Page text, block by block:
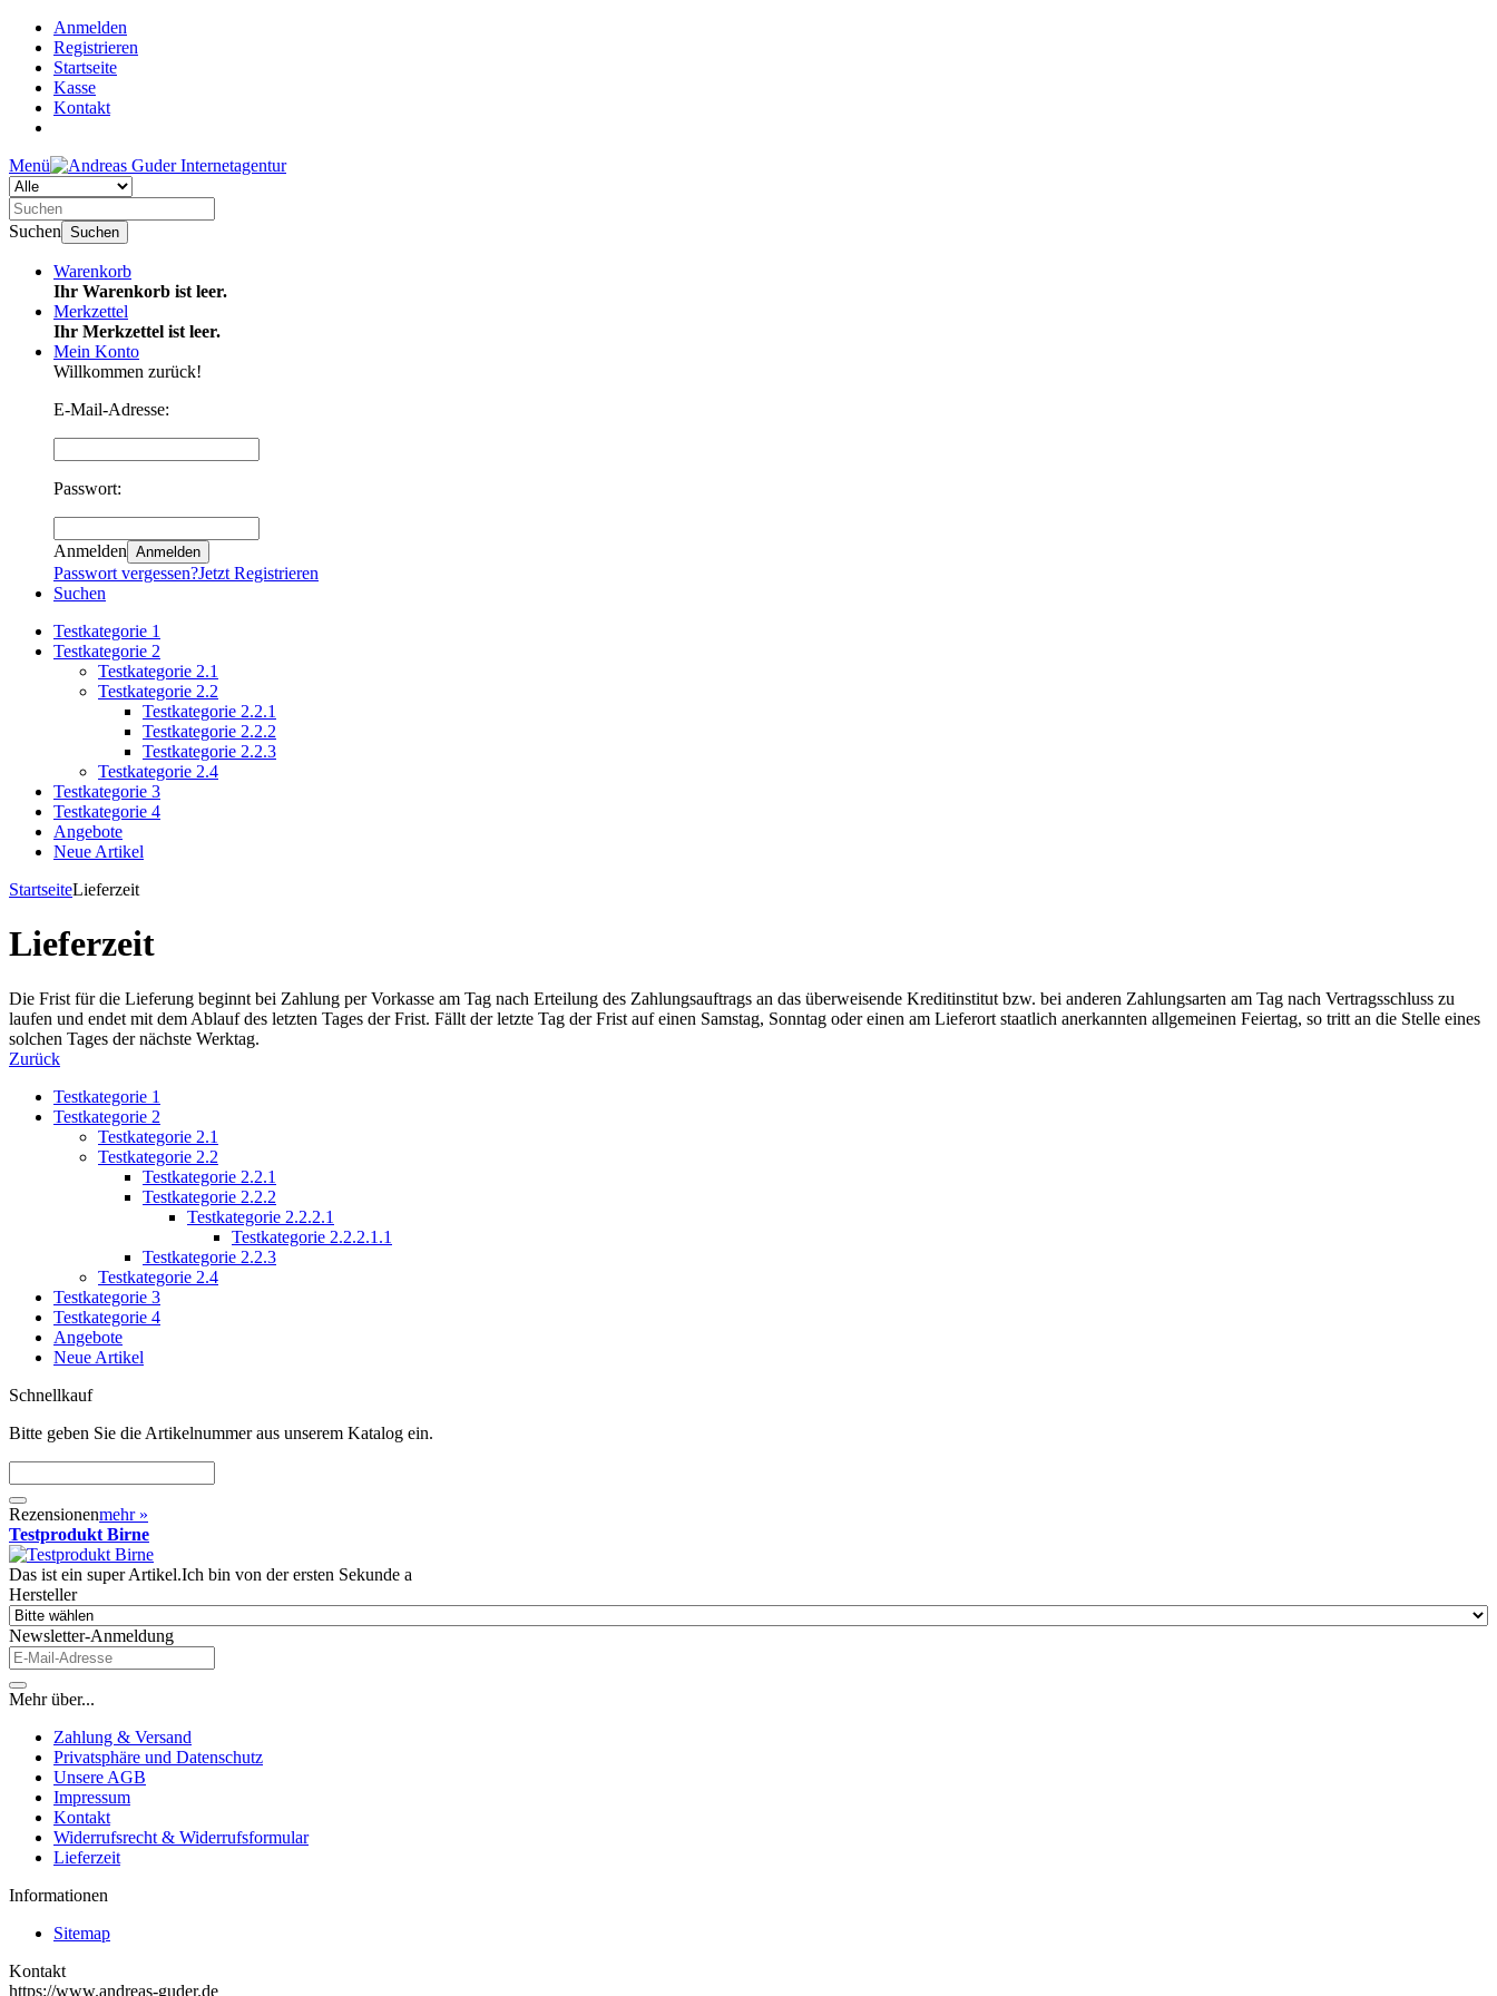
Anmelden
Registrieren
Startseite
Kasse
Kontakt
Menü
Suchen Suchen
Warenkorb
Ihr Warenkorb ist leer.
Merkzettel
Ihr Merkzettel ist leer.
Mein Konto
Willkommen zurück!
E-Mail-Adresse:
Passwort:
Anmelden Anmelden
Passwort vergessen?Jetzt Registrieren
Suchen
Testkategorie 1
Testkategorie 2
Testkategorie 2.1
Testkategorie 2.2
Testkategorie 2.2.1
Testkategorie 2.2.2
Testkategorie 2.2.3
Testkategorie 2.4
Testkategorie 3
Testkategorie 4
Angebote
Neue Artikel
StartseiteLieferzeit
Lieferzeit
Die Frist für die Lieferung beginnt bei Zahlung per Vorkasse am Tag nach Erteilung des Zahlungsauftrags an das überweisende Kreditinstitut bzw. bei anderen Zahlungsarten am Tag nach Vertragsschluss zu
laufen und endet mit dem Ablauf des letzten Tages der Frist. Fällt der letzte Tag der Frist auf einen Samstag, Sonntag oder einen am Lieferort staatlich anerkannten allgemeinen Feiertag, so tritt an die Stelle eines
solchen Tages der nächste Werktag.
Zurück
Testkategorie 1
Testkategorie 2
Testkategorie 2.1
Testkategorie 2.2
Testkategorie 2.2.1
Testkategorie 2.2.2
Testkategorie 2.2.2.1
Testkategorie 2.2.2.1.1
Testkategorie 2.2.3
Testkategorie 2.4
Testkategorie 3
Testkategorie 4
Angebote
Neue Artikel
Schnellkauf
Bitte geben Sie die Artikelnummer aus unserem Katalog ein.
Rezensionenmehr »
Testprodukt Birne
Das ist ein super Artikel.Ich bin von der ersten Sekunde a
Hersteller
Newsletter-Anmeldung
Mehr über...
Zahlung & Versand
Privatsphäre und Datenschutz
Unsere AGB
Impressum
Kontakt
Widerrufsrecht & Widerrufsformular
Lieferzeit
Informationen
Sitemap
Kontakt
https://www.andreas-guder.de